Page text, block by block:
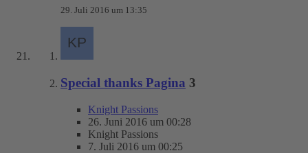
29. Juli 2016 um 13:35
Special thanks Pagina 3
Knight Passions
26. Juni 2016 um 00:28
Knight Passions
7. Juli 2016 um 00:25